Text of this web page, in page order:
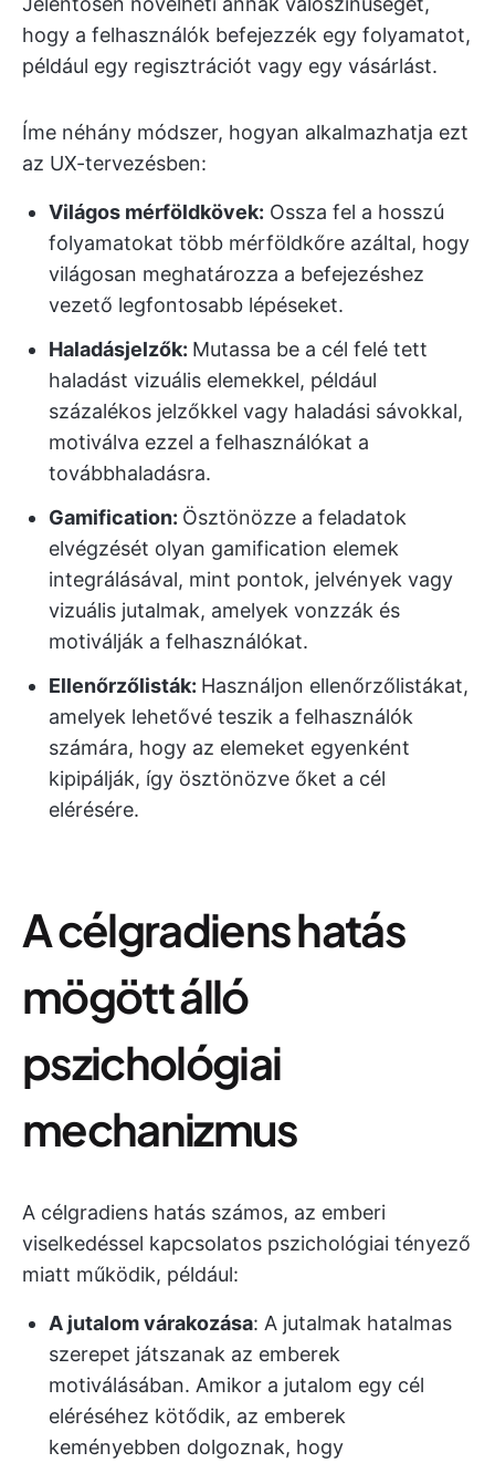
hogy a felhasználók befejezzék egy folyamatot,
például egy regisztrációt vagy egy vásárlást.
Íme néhány módszer, hogyan alkalmazhatja ezt
az UX-tervezésben:
Világos mérföldkövek: Ossza fel a hosszú
folyamatokat több mérföldkőre azáltal, hogy
világosan meghatározza a befejezéshez
vezető legfontosabb lépéseket.
Haladásjelzők: Mutassa be a cél felé tett
haladást vizuális elemekkel, például
százalékos jelzőkkel vagy haladási sávokkal,
motiválva ezzel a felhasználókat a
továbbhaladásra.
Gamification: Ösztönözze a feladatok
elvégzését olyan gamification elemek
integrálásával, mint pontok, jelvények vagy
vizuális jutalmak, amelyek vonzzák és
motiválják a felhasználókat.
Ellenőrzőlisták: Használjon ellenőrzőlistákat,
amelyek lehetővé teszik a felhasználók
számára, hogy az elemeket egyenként
kipipálják, így ösztönözve őket a cél
elérésére.
A célgradiens hatás
mögött álló
pszichológiai
mechanizmus
A célgradiens hatás számos, az emberi
viselkedéssel kapcsolatos pszichológiai tényező
miatt működik, például:
A jutalom várakozása: A jutalmak hatalmas
szerepet játszanak az emberek
motiválásában. Amikor a jutalom egy cél
eléréséhez kötődik, az emberek
keményebben dolgoznak, hogy